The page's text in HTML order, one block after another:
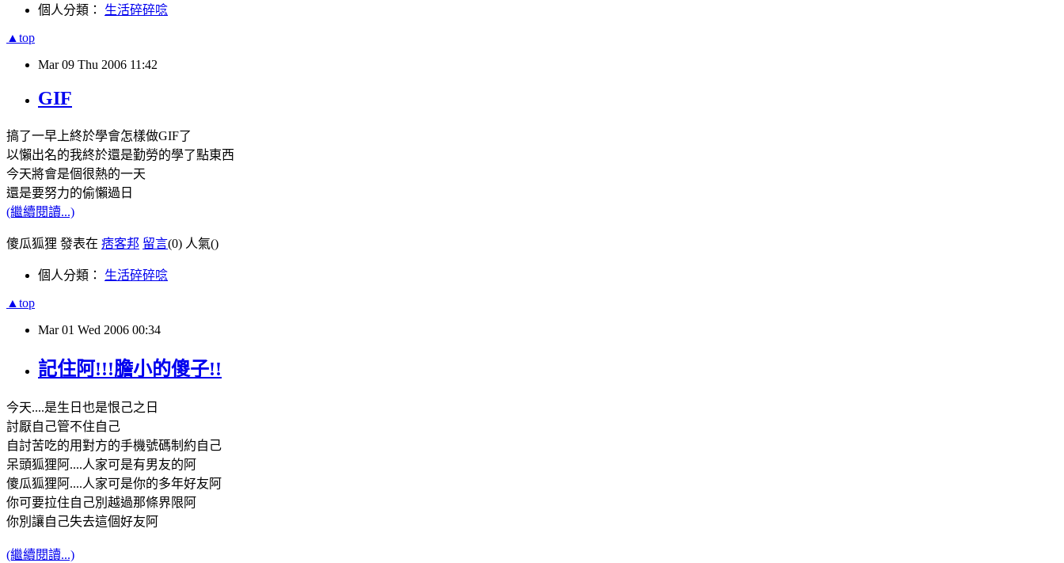
個人分類： 生活碎碎唸
▲top
Mar 09 Thu 2006 11:42
GIF
搞了一早上終於學會怎樣做GIF了
以懶出名的我終於還是勤勞的學了點東西
今天將會是個很熱的一天
還是要努力的偷懶過日
(繼續閱讀...)
傻瓜狐狸 發表在 痞客邦 留言(0) 人氣()
個人分類： 生活碎碎唸
▲top
Mar 01 Wed 2006 00:34
記住阿!!!膽小的傻子!!
今天....是生日也是恨己之日
討厭自己管不住自己
自討苦吃的用對方的手機號碼制約自己
呆頭狐狸阿....人家可是有男友的阿
傻瓜狐狸阿....人家可是你的多年好友阿
你可要拉住自己別越過那條界限阿
你別讓自己失去這個好友阿
(繼續閱讀...)